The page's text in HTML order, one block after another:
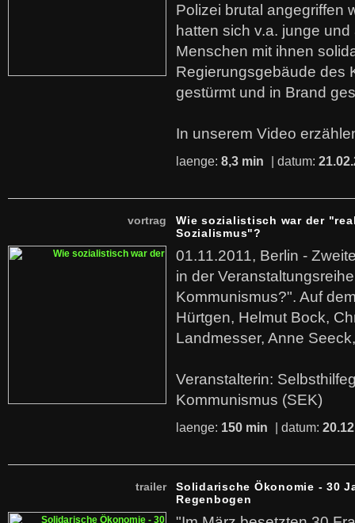
Polizei brutal angegriffen
hatten sich v.a. junge
Menschen mit ihnen
Regierungsgebäude des
gestürmt und in Brand
In unserem Video
laenge: 8,3 min | datum:
vortrag
Wie sozialistisch war der
Sozialismus"?
01.11.2011, Berlin -
in der
Kommunismus?". Auf
Hürtgen, Helmut Bock,
Landmesser, Anne
Veranstalterin:
Kommunismus (SEK)
laenge: 150 min | datum:
trailer
Solidarische Ökonomie - 30
Regenbogen